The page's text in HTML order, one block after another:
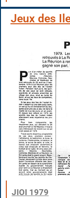
Jeux des
JIOI 1979